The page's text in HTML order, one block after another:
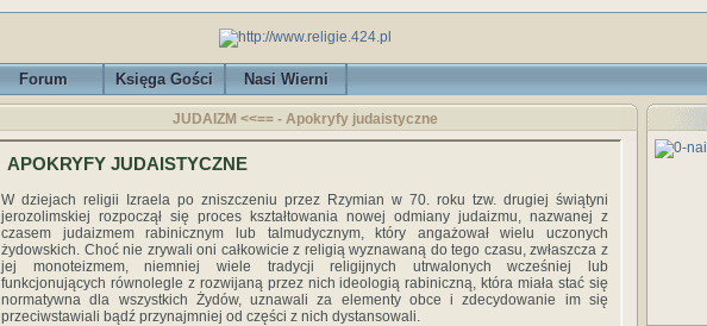
Forum Księga Gości Nasi Wierni
JUDAIZM <<== - Apokryfy judaistyczne
APOKRYFY JUDAISTYCZNE
W dziejach religii Izraela po zniszczeniu przez Rzymian w 70. roku tzw. drugiej świątyni
jerozolimskiej rozpoczął się proces kształtowania nowej odmiany judaizmu, nazwanej z
czasem judaizmem rabinicznym lub talmudycznym, który angażował wielu uczonych
żydowskich. Choć nie zrywali oni całkowicie z religią wyznawaną do tego czasu, zwłaszcza z
jej monoteizmem, niemniej wiele tradycji religijnych utrwalonych wcześniej lub
funkcjonujących równolegle z rozwijaną przez nich ideologią rabiniczną, która miała stać się
normatywna dla wszystkich Żydów, uznawali za elementy obce i zdecydowanie im się
przeciwstawiali bądź przynajmniej od części z nich dystansowali.